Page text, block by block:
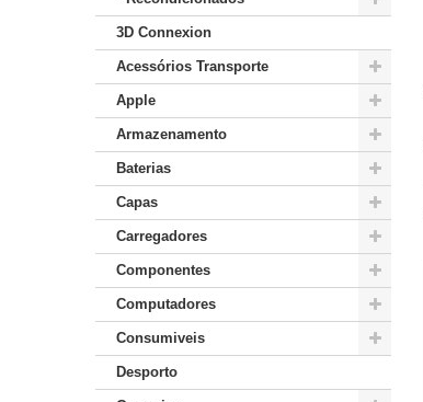
3D Connexion
Acessórios Transporte
Apple
Armazenamento
Baterias
Capas
Carregadores
Componentes
Computadores
Consumiveis
Desporto